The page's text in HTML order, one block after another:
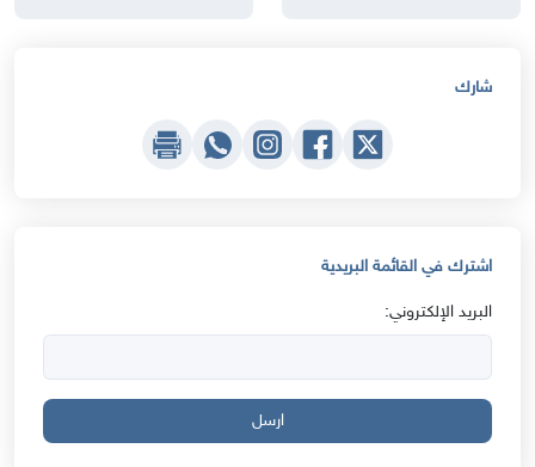
شارك
اشترك في القائمة البريدية
البريد الإلكتروني:
ارسل